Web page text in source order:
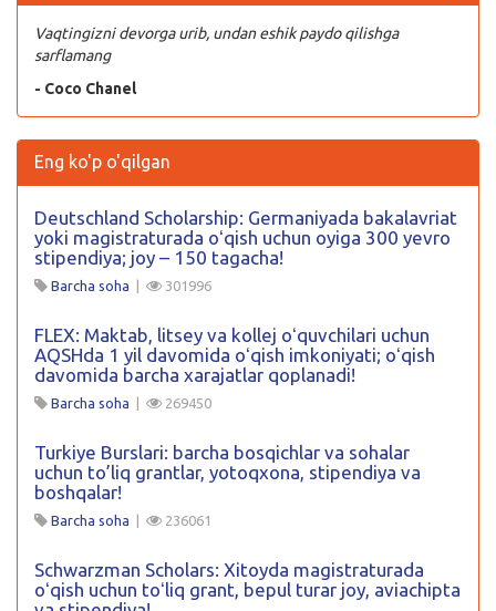
Vaqtingizni devorga urib, undan eshik paydo qilishga
sarflamang
- Coco Chanel
Eng ko'p o'qilgan
Deutschland Scholarship: Germaniyada bakalavriat
yoki magistraturada oʻqish uchun oyiga 300 yevro
stipendiya; joy – 150 tagacha!
Barcha soha | 301996
FLEX: Maktab, litsey va kollej oʻquvchilari uchun
AQSHda 1 yil davomida oʻqish imkoniyati; oʻqish
davomida barcha xarajatlar qoplanadi!
Barcha soha | 269450
Turkiye Burslari: barcha bosqichlar va sohalar
uchun to’liq grantlar, yotoqxona, stipendiya va
boshqalar!
Barcha soha | 236061
Schwarzman Scholars: Xitoyda magistraturada
oʻqish uchun toʻliq grant, bepul turar joy, aviachipta